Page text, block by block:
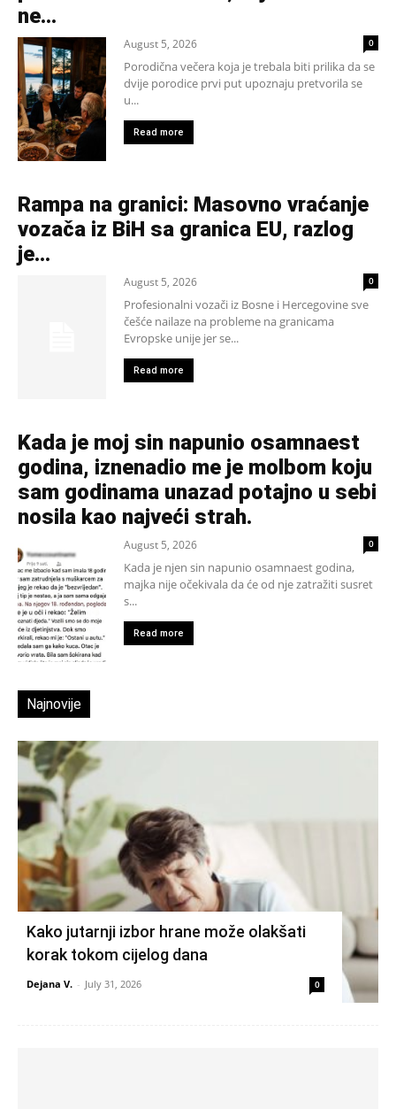
ne...
August 5, 2026 0
Porodična večera koja je trebala biti prilika da se
dvije porodice prvi put upoznaju pretvorila se
u...
Read more
Rampa na granici: Masovno vraćanje
vozača iz BiH sa granica EU, razlog
je…
August 5, 2026 0
Profesionalni vozači iz Bosne i Hercegovine sve
češće nailaze na probleme na granicama
Evropske unije jer se...
Read more
Kada je moj sin napunio osamnaest
godina, iznenadio me je molbom koju
sam godinama unazad potajno u sebi
nosila kao najveći strah.
August 5, 2026 0
Kada je njen sin napunio osamnaest godina,
majka nije očekivala da će od nje zatražiti susret
s...
Read more
Najnovije
Kako jutarnji izbor hrane može olakšati
korak tokom cijelog dana
Dejana V. - July 31, 2026 0